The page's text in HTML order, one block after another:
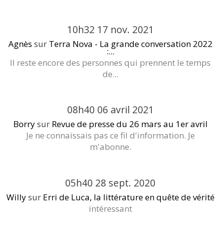
10h32 17 nov. 2021
Agnès sur Terra Nova - La grande conversation 2022
:...
Il reste encore des personnes qui prennent le temps
de...
08h40 06 avril 2021
Borrysur Revue de presse du 26 mars au 1er avril
Je ne connaissais pas ce fil d'information. Je
m'abonne.
05h40 28 sept. 2020
Willysur Erri de Luca, la littérature en quête de vérité
intéressant